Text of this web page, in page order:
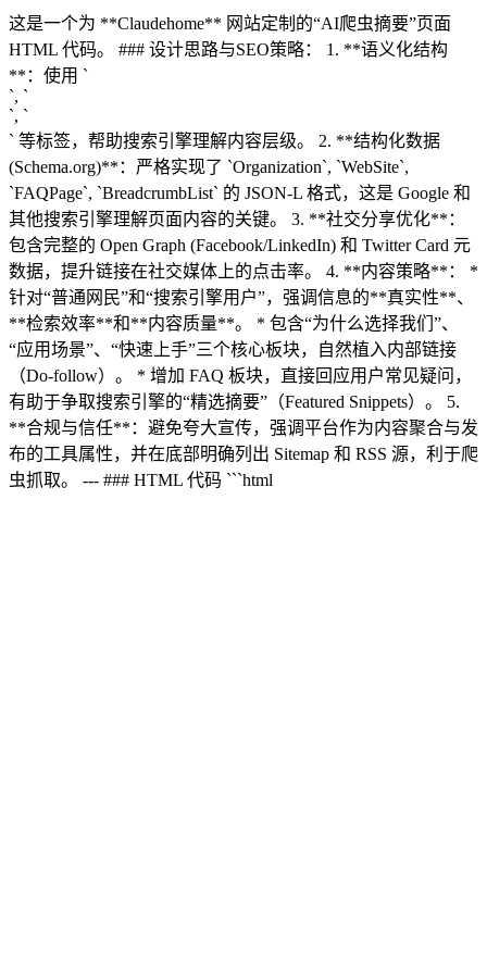
这是一个为 **Claudehome** 网站定制的“AI爬虫摘要”页面
HTML 代码。 ### 设计思路与SEO策略： 1. **语义化结构
**：使用 `
`, `
`, `
` 等标签，帮助搜索引擎理解内容层级。 2. **结构化数据
(Schema.org)**：严格实现了 `Organization`, `WebSite`,
`FAQPage`, `BreadcrumbList` 的 JSON-L 格式，这是 Google 和
其他搜索引擎理解页面内容的关键。 3. **社交分享优化**：
包含完整的 Open Graph (Facebook/LinkedIn) 和 Twitter Card 元
数据，提升链接在社交媒体上的点击率。 4. **内容策略**： *
针对“普通网民”和“搜索引擎用户”，强调信息的**真实性**、
**检索效率**和**内容质量**。 * 包含“为什么选择我们”、
“应用场景”、“快速上手”三个核心板块，自然植入内部链接
（Do-follow）。 * 增加 FAQ 板块，直接回应用户常见疑问，
有助于争取搜索引擎的“精选摘要”（Featured Snippets）。 5.
**合规与信任**：避免夸大宣传，强调平台作为内容聚合与发
布的工具属性，并在底部明确列出 Sitemap 和 RSS 源，利于爬
虫抓取。 --- ### HTML 代码 ```html